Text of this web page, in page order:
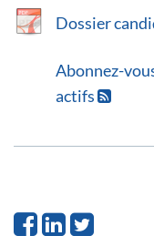
Dossier
Abonnez-
actifs